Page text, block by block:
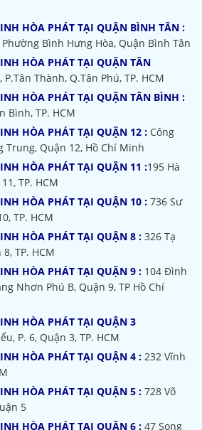
HÒA PHÁT TẠI QUẬN BÌNH TÂN :
Phường Bình Hưng Hòa, Quận Bình Tân
HÒA PHÁT TẠI QUẬN TÂN
Thành, Q.Tân Phú, TP. HCM
HÒA PHÁT TẠI QUẬN TÂN BÌNH :
Bình, TP. HCM
HÒA PHÁT TẠI QUẬN 12 : Công
Trung, Quận 12, Hồ Chí Minh
HÒA PHÁT TẠI QUẬN 11 :195 Hà
TP. HCM
HÒA PHÁT TẠI QUẬN 10 : 736 Sư
TP. HCM
HÒA PHÁT TẠI QUẬN 8 : 326 Tạ
TP. HCM
HÒA PHÁT TẠI QUẬN 9 : 104 Đình
Nhơn Phú B, Quận 9, TP Hồ Chí
HÒA PHÁT TẠI QUẬN 3
P. 6, Quận 3, TP. HCM
HÒA PHÁT TẠI QUẬN 4 : 232 Vĩnh
HÒA PHÁT TẠI QUẬN 5 : 728 Võ
5
HÒA PHÁT TẠI QUẬN 6 : 47 Song